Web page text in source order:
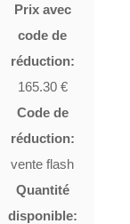
Prix avec
code de
réduction:
165.30 €
Code de
réduction:
vente flash
Quantité
disponible: